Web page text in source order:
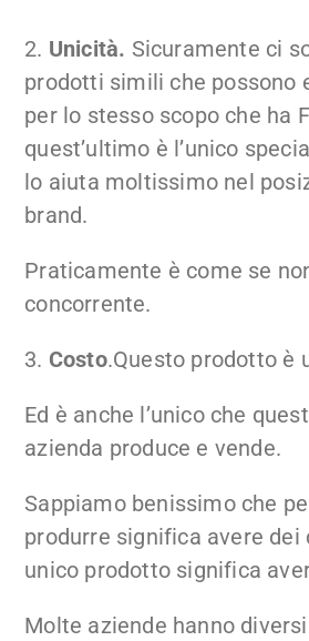
2. Unicità. Sicuramente ci
prodotti simili che possono
per lo stesso scopo che ha
quest’ultimo è l’unico
lo aiuta moltissimo nel
brand.
Praticamente è come se
concorrente.
3. Costo.Questo prodotto è
Ed è anche l’unico che
azienda produce e vende.
Sappiamo benissimo che
produrre significa avere dei
unico prodotto significa
Molte aziende hanno